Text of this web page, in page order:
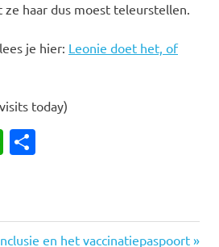
ze haar dus moest teleurstellen.
je hier: Leonie doet het, of
today)
WhatsApp
en het vaccinatiepaspoort